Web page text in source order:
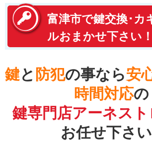
富津市で鍵交換･カ
ルおまかせ下さい！
鍵と 防犯の事なら安
時間対応の
鍵専門店アーネスト
お任せ下さ